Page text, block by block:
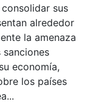
sus
alrededor
la amenaza
sanciones
economía,
los países